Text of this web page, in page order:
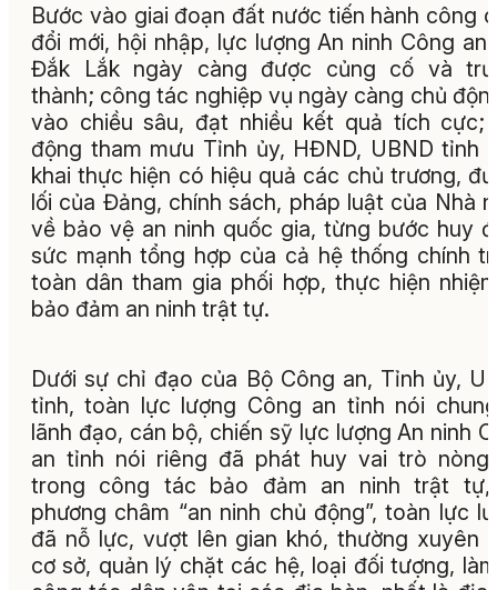
Bước vào giai đoạn đất nước tiến hành công
đổi mới, hội nhập, lực lượng An ninh Công an
Đắk Lắk ngày càng được củng cố và
thành; công tác nghiệp vụ ngày càng chủ
vào chiều sâu, đạt nhiều kết quả tích cực;
động tham mưu Tỉnh ủy, HĐND, UBND tỉnh
khai thực hiện có hiệu quả các chủ trương,
lối của Đảng, chính sách, pháp luật của Nhà
về bảo vệ an ninh quốc gia, từng bước huy
sức mạnh tổng hợp của cả hệ thống chính
toàn dân tham gia phối hợp, thực hiện
bảo đảm an ninh trật tự.
Dưới sự chỉ đạo của Bộ Công an, Tỉnh ủy,
tỉnh, toàn lực lượng Công an tỉnh nói
lãnh đạo, cán bộ, chiến sỹ lực lượng An ninh
an tỉnh nói riêng đã phát huy vai trò nòng
trong công tác bảo đảm an ninh trật tự,
phương châm “an ninh chủ động”, toàn lực
đã nỗ lực, vượt lên gian khó, thường xuyên
cơ sở, quản lý chặt các hệ, loại đối tượng,